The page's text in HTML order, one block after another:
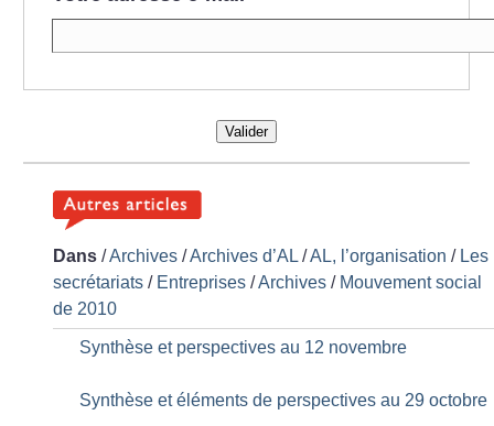
Valider
Dans /Archives /Archives d’AL/AL, l’organisation / Les
secrétariats / Entreprises /Archives / Mouvement social
de 2010
Synthèse et perspectives au 12 novembre
Synthèse et éléments de perspectives au 29 octobre